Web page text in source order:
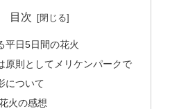
目次
平日5日間の花火
原則としてメリケンパークで
について
火の感想